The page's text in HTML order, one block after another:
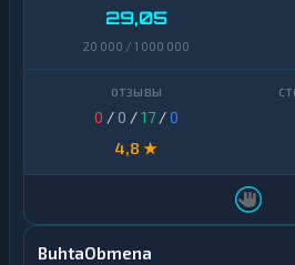
29,05
20 000 / 1 000 000
0 / 0 /17 /0
4,8 ★
BuhtaObmena